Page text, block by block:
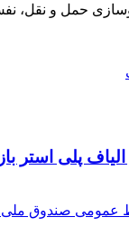
حمل و نقل، نفس
و الیاف پلی
عمومی صندوق